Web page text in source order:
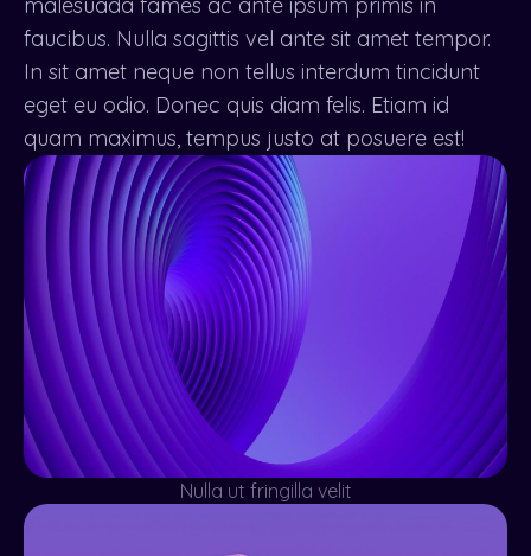
faucibus. Nulla sagittis vel ante sit amet tempor.
In sit amet neque non tellus interdum tincidunt
eget eu odio. Donec quis diam felis. Etiam id
quam maximus, tempus justo at posuere est!
Nulla ut fringilla velit